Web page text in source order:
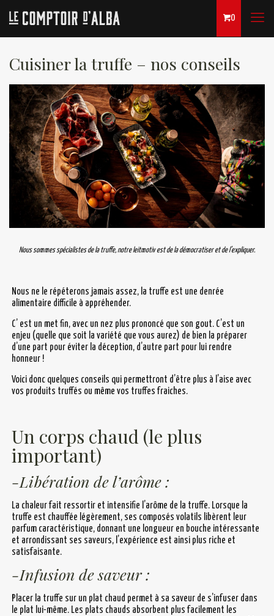
0
Cuisiner la truffe – nos conseils
Nous sommes spécialistes de la truffe, notre leitmotiv est de la démocratiser et de l’expliquer.
Nous ne le répéterons jamais assez, la truffe est une denrée
alimentaire difficile à appréhender.
C’ est un met fin, avec un nez plus prononcé que son gout. C’est un
enjeu (quelle que soit la variété que vous aurez) de bien la préparer
d’une part pour éviter la déception, d’autre part pour lui rendre
honneur !
Voici donc quelques conseils qui permettront d’être plus à l’aise avec
vos produits truffés ou même vos truffes fraiches.
Un corps chaud (le plus
important)
-Libération de l’arôme :
La chaleur fait ressortir et intensifie l’arôme de la truffe. Lorsque la
truffe est chauffée légèrement, ses composés volatils libèrent leur
parfum caractéristique, donnant une longueur en bouche intéressante
et arrondissant ses saveurs, l’expérience est ainsi plus riche et
satisfaisante.
-Infusion de saveur :
Placer la truffe sur un plat chaud permet à sa saveur de s’infuser dans
le plat lui-même. Les plats chauds absorbent plus facilement les